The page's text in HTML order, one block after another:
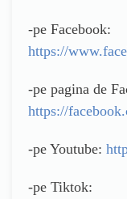
-pe Facebook:
https://
-pe pagina de
https://
-pe Youtube:
-pe Tiktok: